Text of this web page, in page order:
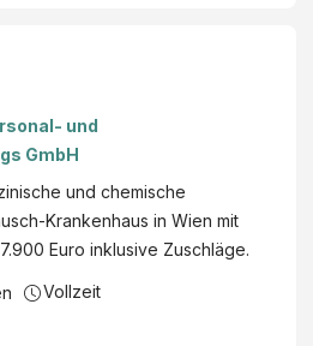
und
GmbH
und chemische
Krankenhaus in Wien mit
Euro inklusive Zuschläge.
Vollzeit